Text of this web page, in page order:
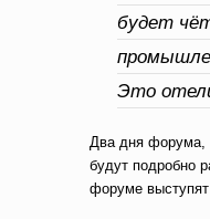
будет
Это
Два дня форума,
будут подробно
форуме